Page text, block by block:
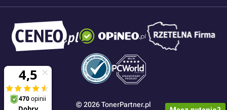
© 2026 TonerPartner.pl